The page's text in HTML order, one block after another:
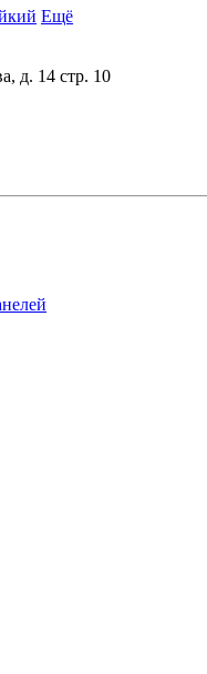
Ещё
д. 14 стр. 10